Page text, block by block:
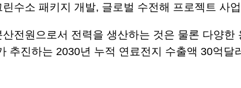
수소 패키지 개발, 글로벌 수전해 프로젝트 사
전원으로서 전력을 생산하는 것은 물론 다양
추진하는 2030년 누적 연료전지 수출액 30억